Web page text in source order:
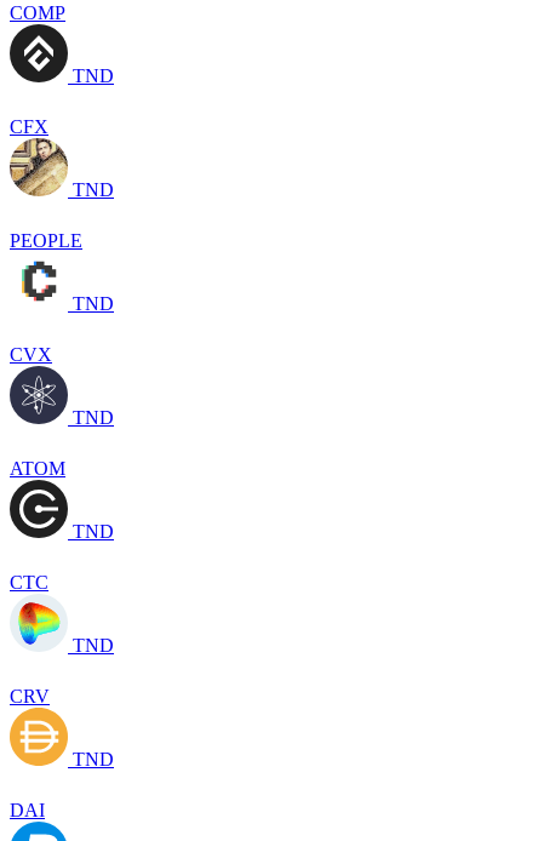
COMP
TND
CFX
TND
PEOPLE
TND
CVX
TND
ATOM
TND
CTC
TND
CRV
TND
DAI